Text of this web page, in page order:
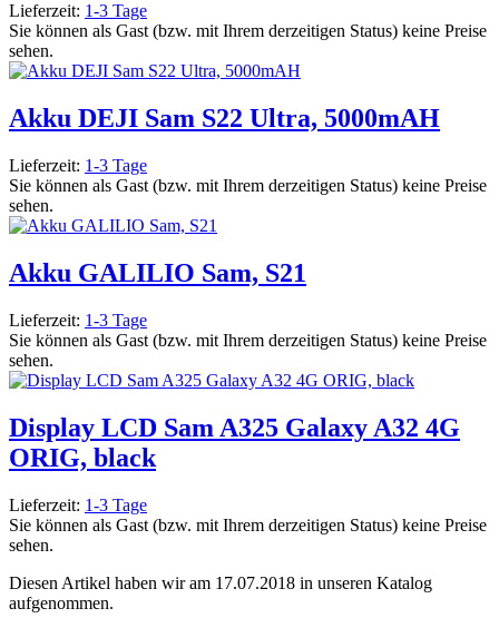
Lieferzeit: 1-3 Tage
Sie können als Gast (bzw. mit Ihrem derzeitigen Status) keine Preise
sehen.
Akku DEJI Sam S22 Ultra, 5000mAH
Lieferzeit: 1-3 Tage
Sie können als Gast (bzw. mit Ihrem derzeitigen Status) keine Preise
sehen.
Akku GALILIO Sam, S21
Lieferzeit: 1-3 Tage
Sie können als Gast (bzw. mit Ihrem derzeitigen Status) keine Preise
sehen.
Display LCD Sam A325 Galaxy A32 4G
ORIG, black
Lieferzeit: 1-3 Tage
Sie können als Gast (bzw. mit Ihrem derzeitigen Status) keine Preise
sehen.
Diesen Artikel haben wir am 17.07.2018 in unseren Katalog
aufgenommen.